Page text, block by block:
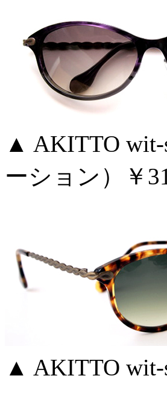
▲ AKITTO wit-
ーション）￥
▲ AKITTO wit-